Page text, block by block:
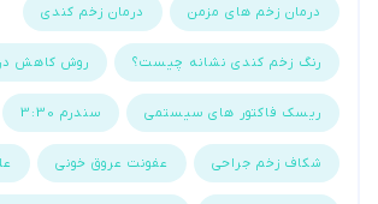
درمان زخم های مزمن درمان زخم کندی
رنگ زخم کندی نشانه چیست؟ روش کاهش درد
ریسک فاکتور های سیستمی سندرم 3:30
شکاف زخم جراحی عفونت عروق خونی